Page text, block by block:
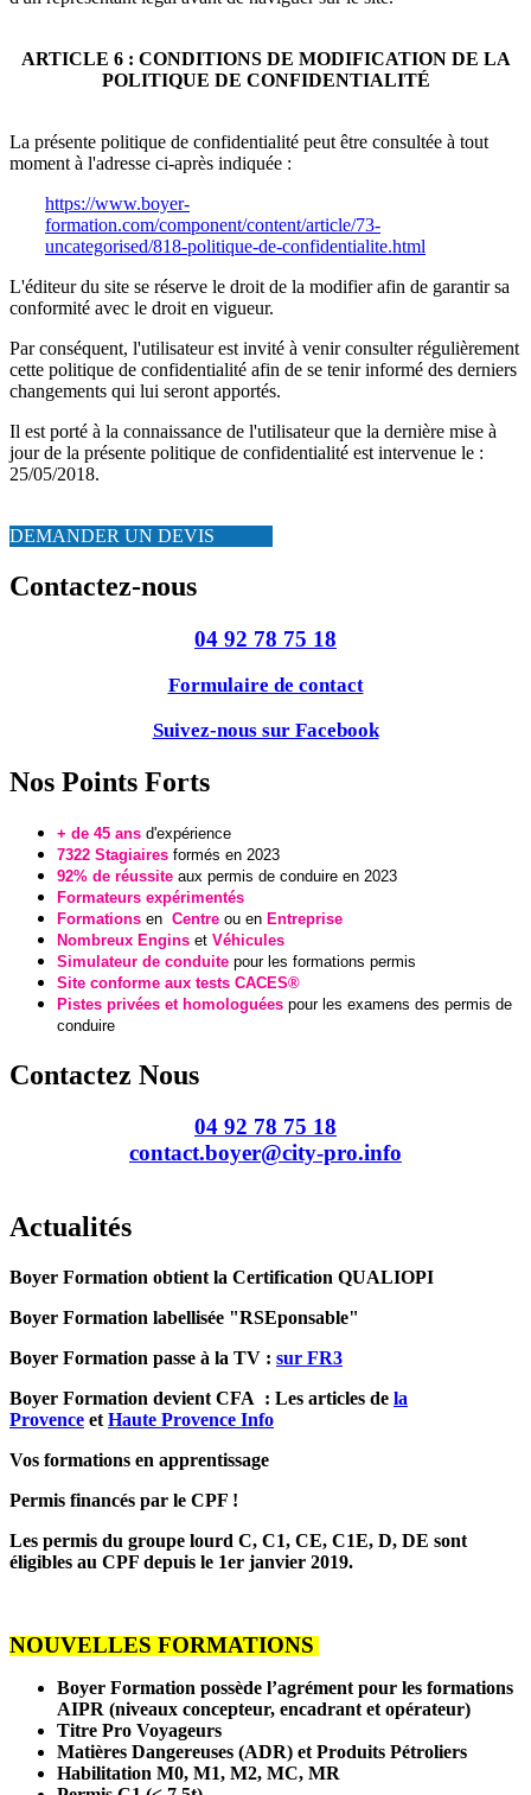
ARTICLE 6 : CONDITIONS DE MODIFICATION DE LA
POLITIQUE DE CONFIDENTIALITÉ
La présente politique de confidentialité peut être consultée à tout
moment à l'adresse ci-après indiquée :
https://www.boyer-
formation.com/component/content/article/73-
uncategorised/818-politique-de-confidentialite.html
L'éditeur du site se réserve le droit de la modifier afin de garantir sa
conformité avec le droit en vigueur.
Par conséquent, l'utilisateur est invité à venir consulter régulièrement
cette politique de confidentialité afin de se tenir informé des derniers
changements qui lui seront apportés.
Il est porté à la connaissance de l'utilisateur que la dernière mise à
jour de la présente politique de confidentialité est intervenue le :
25/05/2018.
DEMANDER UN DEVIS
Contactez-nous
04 92 78 75 18
Formulaire de contact
Suivez-nous sur Facebook
Nos Points Forts
+ de 45 ans d'expérience
7322 Stagiaires formés en 2023
92% de réussite aux permis de conduire en 2023
Formateurs expérimentés
Formations en Centre ou en Entreprise
Nombreux Engins et Véhicules
Simulateur de conduite pour les formations permis
Site conforme aux tests CACES®
Pistes privées et homologuées pour les examens des permis de
conduire
Contactez Nous
04 92 78 75 18
contact.boyer@city-pro.info
Actualités
Boyer Formation obtient la Certification QUALIOPI
Boyer Formation labellisée "RSEponsable"
Boyer Formation passe à la TV : sur FR3
Boyer Formation devient CFA : Les articles de la
Provence et Haute Provence Info
Vos formations en apprentissage
Permis financés par le CPF !
Les permis du groupe lourd C, C1, CE, C1E, D, DE sont
éligibles au CPF depuis le 1er janvier 2019.
NOUVELLES FORMATIONS
Boyer Formation possède l’agrément pour les formations
AIPR (niveaux concepteur, encadrant et opérateur)
Titre Pro Voyageurs
Matières Dangereuses (ADR) et Produits Pétroliers
Habilitation M0, M1, M2, MC, MR